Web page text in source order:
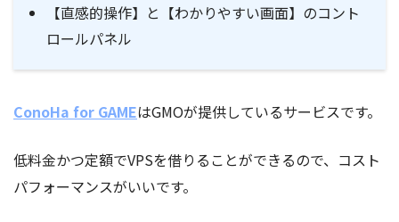
【直感的操作】と【わかりやすい画面】のコント
ロールパネル
ConoHa for GAMEはGMOが提供しているサービスです。
低料金かつ定額でVPSを借りることができるので、コスト
パフォーマンスがいいです。